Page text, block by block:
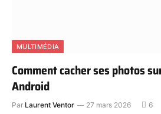
MULTIMÉDIA
Comment cacher ses photos
Android
Par Laurent Ventor 27 mars 2026 6